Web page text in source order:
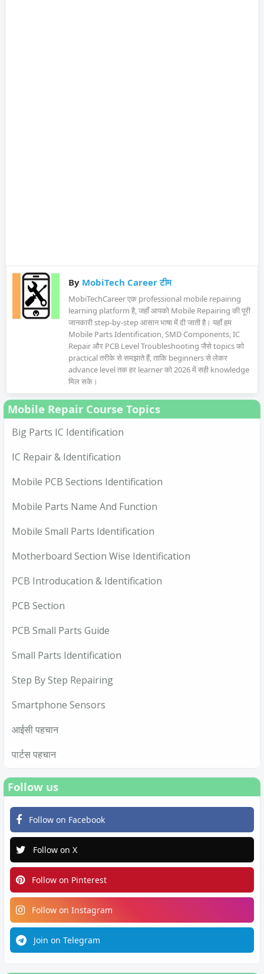
By MobiTech Career टीम
MobiTechCareer एक professional mobile repairing
learning platform है, जहाँ आपको Mobile Repairing की पूरी
जानकारी step-by-step आसान भाषा में दी जाती है। यहाँ हम
Mobile Parts Identification, SMD Components, IC
Repair और PCB Level Troubleshooting जैसे topics को
practical तरीके से समझाते हैं, ताकि beginners से लेकर
advance level तक हर learner को 2026 में सही knowledge
मिल सके।
Mobile Repair Course Topics
Big Parts IC Identification
IC Repair & Identification
Mobile PCB Sections Identification
Mobile Parts Name And Function
Mobile Small Parts Identification
Motherboard Section Wise Identification
PCB Introducation & Identification
PCB Section
PCB Small Parts Guide
Small Parts Identification
Step By Step Repairing
Smartphone Sensors
आईसी पहचान
पार्टस पहचान
Follow us
Follow on Facebook
Follow on X
Follow on Pinterest
Follow on Instagram
Join on Telegram